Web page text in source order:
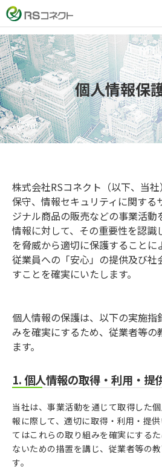
個人情報保
株式会社RSコネクト（以下、当
保守、情報セキュリティに関する
ジナル商品の販売などの事業活動
情報に対して、その重要性を認識
を脅威から適切に保護することに
従業員への「安心」の提供及び社
すことを確実にいたします。
個人情報の保護は、以下の実施指
みを確実にするため、従業者等の
ます。
1. 個人情報の取得・利用・提
当社は、事業活動を通じて取得した
報に際して、適切に取得・利用・提
てはこれらの取り組みを確実にする
ないための措置を講じ、従業者等の
す。